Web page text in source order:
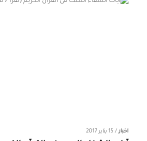
اخبار/ 15 يناير 2017